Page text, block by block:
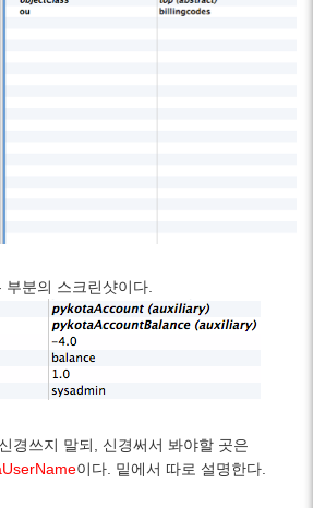
부분의 스크린샷이다.
경쓰지 말되, 신경써서 봐야할 곳은
이다. 밑에서 따로 설명한다.